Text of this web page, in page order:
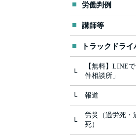
労働判例
講師等
トラックドライ
【無料】LINE
件相談所」
報道
労災（過労死・
死）